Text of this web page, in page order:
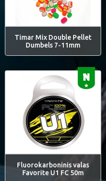
Timar Mix Double Pellet
Dumbels 7-11mm
Fluorokarboninis valas
Favorite U1 FC 50m